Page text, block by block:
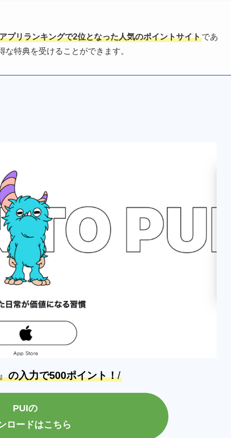
プリランキングで2位となった人気のポイントサイトであ
特典を受けることができます。
の入力で500ポイント！/
PUIの
ロードはこちら